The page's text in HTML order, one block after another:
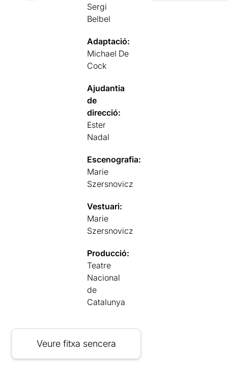
Sergi
Belbel
Adaptació:
Michael De
Cock
Ajudantia
de
direcció:
Ester
Nadal
Escenografia:
Marie
Szersnovicz
Vestuari:
Marie
Szersnovicz
Producció:
Teatre
Nacional
de
Catalunya
Veure fitxa sencera